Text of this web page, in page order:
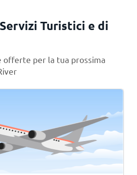
Turistici e di
offerte per la tua prossima